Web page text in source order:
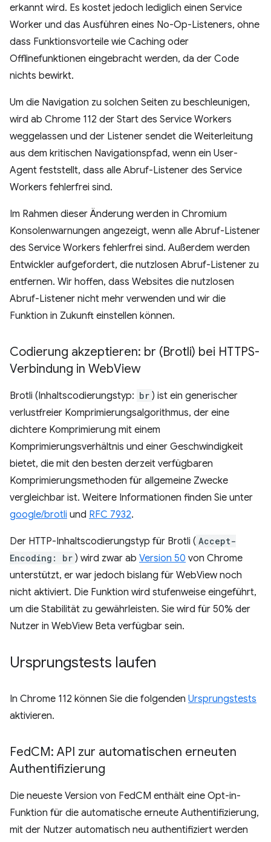
erkannt wird. Es kostet jedoch lediglich einen Service
Worker und das Ausführen eines No-Op-Listeners, ohne
dass Funktionsvorteile wie Caching oder
Offlinefunktionen eingebracht werden, da der Code
nichts bewirkt.
Um die Navigation zu solchen Seiten zu beschleunigen,
wird ab Chrome 112 der Start des Service Workers
weggelassen und der Listener sendet die Weiterleitung
aus dem kritischen Navigationspfad, wenn ein User-
Agent feststellt, dass alle Abruf-Listener des Service
Workers fehlerfrei sind.
Im Rahmen dieser Änderung werden in Chromium
Konsolenwarnungen angezeigt, wenn alle Abruf-Listener
des Service Workers fehlerfrei sind. Außerdem werden
Entwickler aufgefordert, die nutzlosen Abruf-Listener zu
entfernen. Wir hoffen, dass Websites die nutzlosen
Abruf-Listener nicht mehr verwenden und wir die
Funktion in Zukunft einstellen können.
Codierung akzeptieren: br (Brotli) bei HTTPS-
Verbindung in WebView
Brotli (Inhaltscodierungstyp: br ) ist ein generischer
verlustfreier Komprimierungsalgorithmus, der eine
dichtere Komprimierung mit einem
Komprimierungsverhältnis und einer Geschwindigkeit
bietet, die mit den besten derzeit verfügbaren
Komprimierungsmethoden für allgemeine Zwecke
vergleichbar ist. Weitere Informationen finden Sie unter
google/brotli und RFC 7932.
Der HTTP-Inhaltscodierungstyp für Brotli ( Accept-
Encoding: br ) wird zwar ab Version 50 von Chrome
unterstützt, er war jedoch bislang für WebView noch
nicht aktiviert. Die Funktion wird stufenweise eingeführt,
um die Stabilität zu gewährleisten. Sie wird für 50% der
Nutzer in WebView Beta verfügbar sein.
Ursprungstests laufen
In Chrome 112 können Sie die folgenden Ursprungstests
aktivieren.
FedCM: API zur automatischen erneuten
Authentifizierung
Die neueste Version von FedCM enthält eine Opt-in-
Funktion für die automatische erneute Authentifizierung,
mit der Nutzer automatisch neu authentifiziert werden